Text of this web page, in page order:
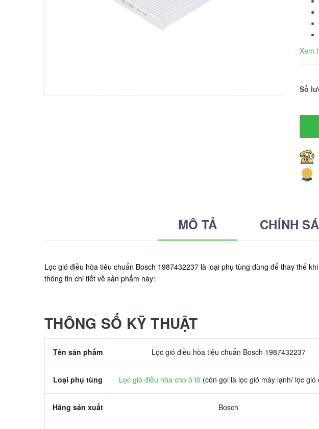
Xem
Số
MÔ TẢ CHÍNH
Lọc gió điều hòa tiêu chuẩn Bosch 1987432237 là loại phụ tùng dùng để thay thế
thông tin chi tiết về sản phẩm này:
THÔNG SỐ KỸ THUẬT
Tên sản phẩm Lọc gió điều hòa tiêu chuẩn Bosch 1987432237
Loại phụ tùng Lọc gió điều hòa cho ô tô (còn gọi là lọc gió máy lạnh/ lọc gió
Hãng sản xuất Bosch